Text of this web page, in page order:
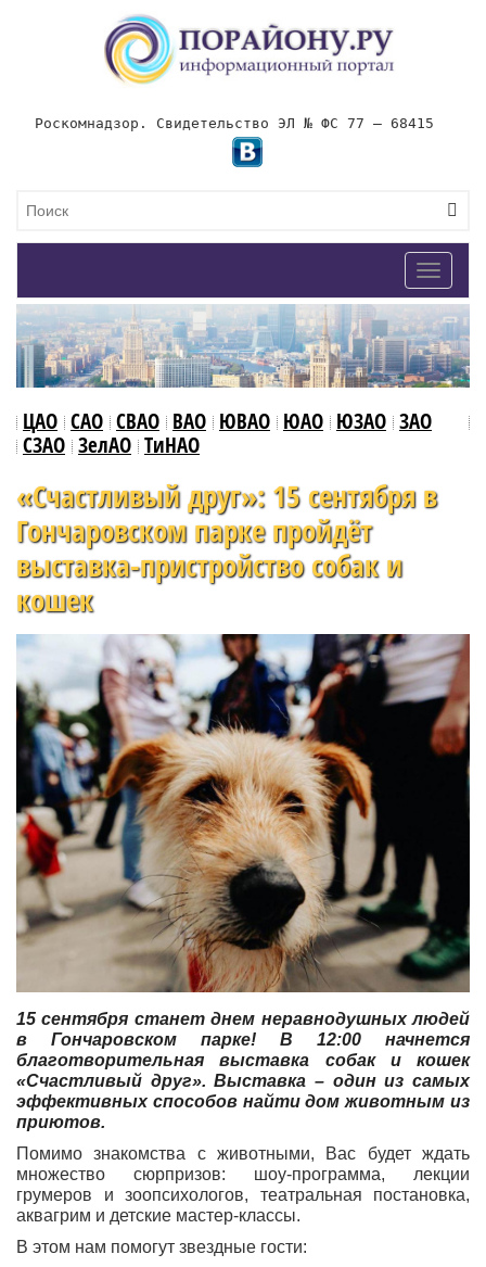
Роскомнадзор. Свидетельство ЭЛ № ФС 77 – 68415
Toggle
ЦАО САО СВАО ВАО ЮВАО ЮАО ЮЗАО ЗАО
СЗАО ЗелАО ТиНАО
«Счастливый друг»: 15 сентября в
Гончаровском парке пройдёт
выставка-пристройство собак и
кошек
15 сентября станет днем неравнодушных людей
в Гончаровском парке! В 12:00 начнется
благотворительная выставка собак и кошек
«Счастливый друг». Выставка – один из самых
эффективных способов найти дом животным из
приютов.
Помимо знакомства с животными, Вас будет ждать
множество сюрпризов: шоу-программа, лекции
грумеров и зоопсихологов, театральная постановка,
аквагрим и детские мастер-классы.
В этом нам помогут звездные гости: